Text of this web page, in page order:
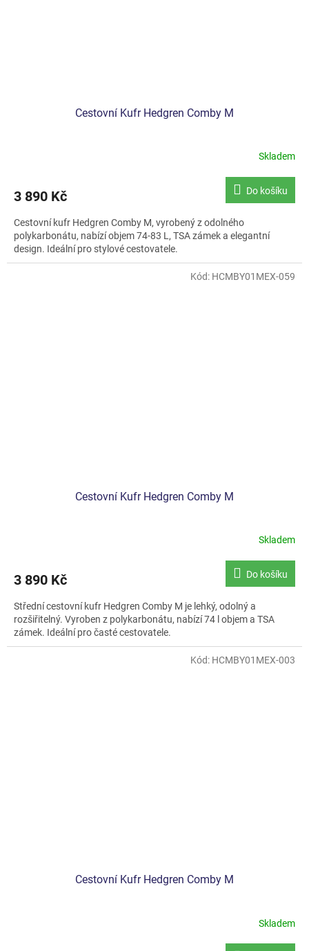
Cestovní Kufr Hedgren Comby M
Skladem
3 890 Kč Do košíku
Cestovní kufr Hedgren Comby M, vyrobený z odolného
polykarbonátu, nabízí objem 74-83 L, TSA zámek a elegantní
design. Ideální pro stylové cestovatele.
Cestovní Kufr Hedgren Comby M
Skladem
3 890 Kč Do košíku
Střední cestovní kufr Hedgren Comby M je lehký, odolný a
rozšiřitelný. Vyroben z polykarbonátu, nabízí 74 l objem a TSA
zámek. Ideální pro časté cestovatele.
Kód: HCMBY01MEX-059
Cestovní Kufr Hedgren Comby M
Skladem
Kód: HCMBY01MEX-003